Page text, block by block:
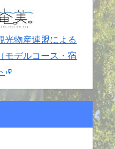
光物産連盟による
モデルコース・宿